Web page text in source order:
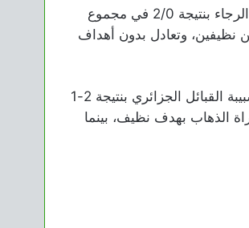
وتأهل الأهلي إلى الدور نصف النهائي، بعدما نجح في تخطي عقبة فريق الرجاء بنتيجة 2/0 في مجموع
نظيفين، وتعادل بدون أهداف
على الجانب الأخر صعد فريق الترجي للدور نصف النهائي بعدما تخطى شبيبة القبائل الجزائري بنتيجة 2-1
الذهاب بهدف نظيف، بينما